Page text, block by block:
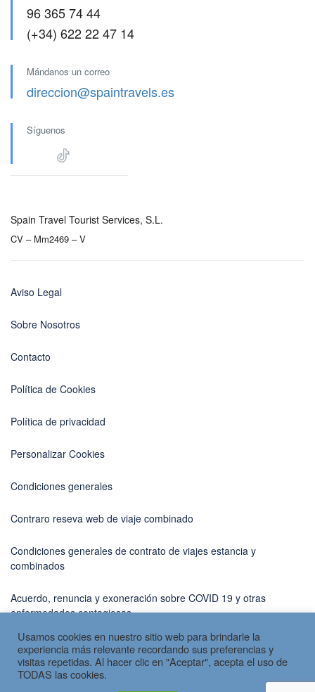
96 365 74 44
(+34) 622 22 47 14
Mándanos un correo
direccion@spaintravels.es
Síguenos
Spain Travel Tourist Services, S.L.
CV – Mm2469 – V
Aviso Legal
Sobre Nosotros
Contacto
Política de Cookies
Política de privacidad
Personalizar Cookies
Condiciones generales
Contraro reseva web de viaje combinado
Condiciones generales de contrato de viajes estancia y
combinados
Acuerdo, renuncia y exoneración sobre COVID 19 y otras
enfermedades contagiosas
Usamos cookies en nuestro sitio web para brindarle la
experiencia más relevante recordando sus preferencias y
visitas repetidas. Al hacer clic en "Aceptar", acepta el uso de
TODAS las cookies.